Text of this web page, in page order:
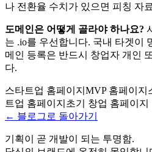
나 전환율 수치가 있으면 피칭 자
도메인은 어떻게 골라야 하나요?
는 .io를 우선합니다. 국내 타겟이
메인 등록은 반드시 창업자 개인
다.
스타트업 홈페이지 MVP 홈페이지
트업 홈페이지 초기 창업 홈페이지
← 블로그로 돌아가기
기획이 곧 개발이 되는 투명함.